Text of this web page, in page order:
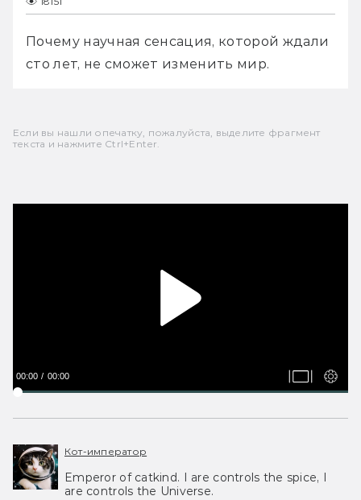
Почему научная сенсация, которой ждали
сто лет, не сможет изменить мир.
Если вы нашли опечатку, пожалуйста, выделите фрагмент
текста и нажмите Ctrl+Enter.
00:00 00:00
Кот-император
Emperor of catkind. I are controls the spice, I
are controls the Universe.